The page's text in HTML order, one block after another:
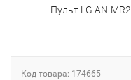
Пульт LG AN-
Код товара: 174665